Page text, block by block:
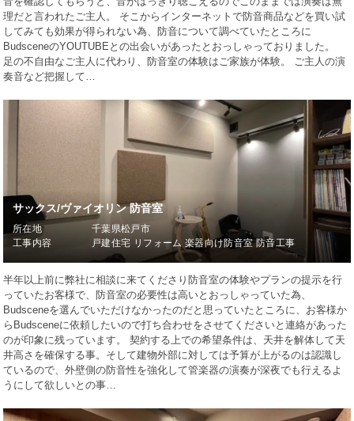
理だと言われたご主人。 そこからインターネットで防音商品などを買い試
してみても効果が得られない為、防音について調べていたところに
BudsceneのYOUTUBEとの出会いがあったとおっしゃっておりました。
足の不自由なご主人に代わり、防音室の体験はご家族が体験。 ご主人の演
奏音など把握して…
サックス/ヴァイオリン 防音室
所在地
千葉県松戸市
工事内容
戸建住宅 リフォーム 楽器向け防音室 防音工事
半年以上前に弊社に相談に来てくださり防音室の体験やプランの提示を行
っていたお客様で、防音室の必要性は高いとおっしゃっていた為、
Budsceneを選んでいただけなかったのだと思っていたところに、お客様か
らBudsceneに依頼したいので打ち合わせをさせてくださいと連絡があった
のが印象に残っています。 契約する上での希望条件は、天井を解体して天
井高さを確保する事。そして建物外部に対しては予算が上がるのは認識し
ているので、外壁側の防音性を強化して管楽器の演奏が深夜でも行えるよ
うにして欲しいとの事…